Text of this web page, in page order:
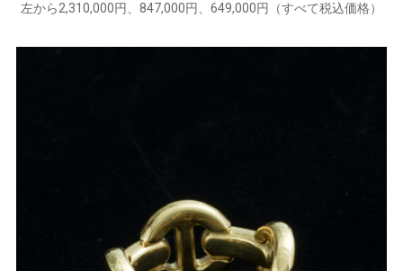
左から2,310,000円、847,000円、649,000円（すべて税込価格）